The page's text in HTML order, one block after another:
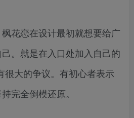
花恋在设计最初就想要给广
。就是在入口处加入自己的
很大的争议。有初心者表示
完全倒模还原。